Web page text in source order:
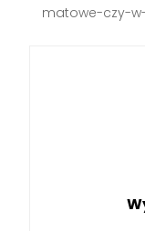
matowe-czy-